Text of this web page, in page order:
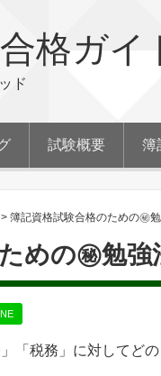
格ガイ
ド
試験概要 簿
> 簿記資格試験合格のための㊙
めの㊙勉強
「税務」に対してど